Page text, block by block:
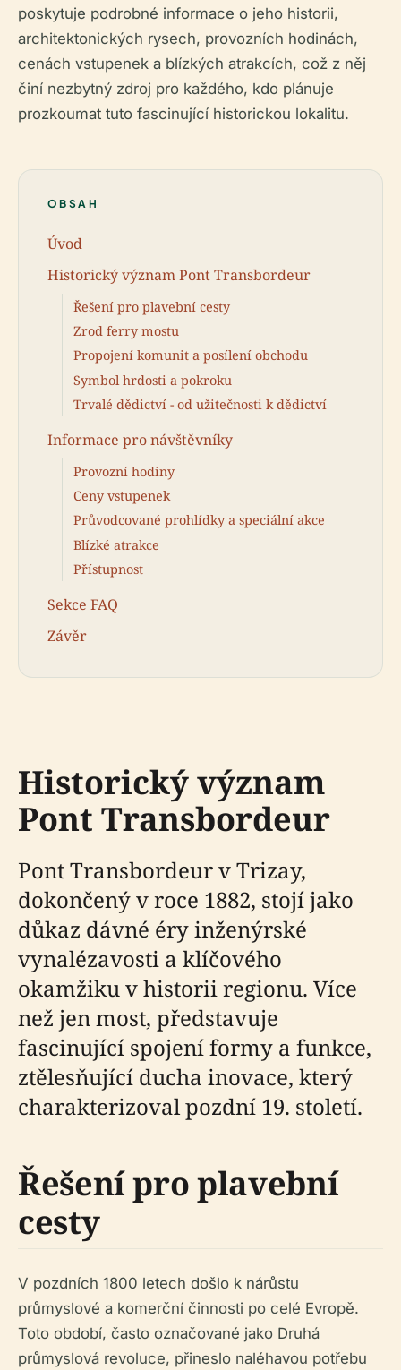
poskytuje podrobné informace o jeho historii,
architektonických rysech, provozních hodinách,
cenách vstupenek a blízkých atrakcích, což z něj
činí nezbytný zdroj pro každého, kdo plánuje
prozkoumat tuto fascinující historickou lokalitu.
OBSAH
Úvod
Historický význam Pont Transbordeur
Řešení pro plavební cesty
Zrod ferry mostu
Propojení komunit a posílení obchodu
Symbol hrdosti a pokroku
Trvalé dědictví - od užitečnosti k dědictví
Informace pro návštěvníky
Provozní hodiny
Ceny vstupenek
Průvodcované prohlídky a speciální akce
Blízké atrakce
Přístupnost
Sekce FAQ
Závěr
Historický význam
Pont Transbordeur
Pont Transbordeur v Trizay,
dokončený v roce 1882, stojí jako
důkaz dávné éry inženýrské
vynalézavosti a klíčového
okamžiku v historii regionu. Více
než jen most, představuje
fascinující spojení formy a funkce,
ztělesňující ducha inovace, který
charakterizoval pozdní 19. století.
Řešení pro plavební
cesty
V pozdních 1800 letech došlo k nárůstu
průmyslové a komerční činnosti po celé Evropě.
Toto období, často označované jako Druhá
průmyslová revoluce, přineslo naléhavou potřebu